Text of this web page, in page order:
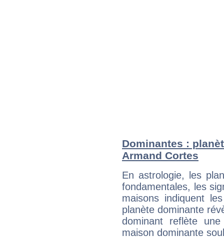
Dominantes :
Armand Cortes
En astrologie, les
fondamentales, les
maisons indiquent
planète dominante
dominant reflète
maison dominante